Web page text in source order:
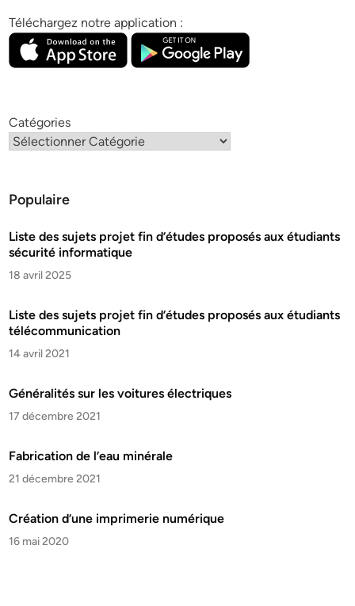
Téléchargez notre application :
Catégories
Populaire
Liste des sujets projet fin d’études proposés aux étudiants
sécurité informatique
18 avril 2025
Liste des sujets projet fin d’études proposés aux étudiants
télécommunication
14 avril 2021
Généralités sur les voitures électriques
17 décembre 2021
Fabrication de l’eau minérale
21 décembre 2021
Création d’une imprimerie numérique
16 mai 2020